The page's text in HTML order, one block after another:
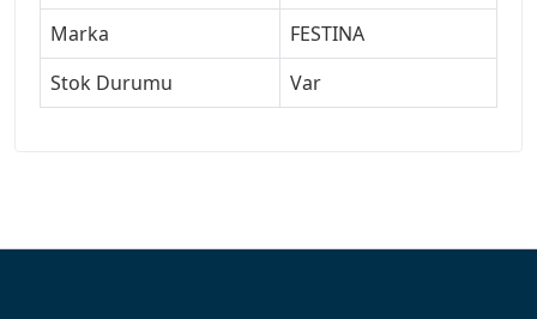
Marka
FESTINA
Stok Durumu
Var